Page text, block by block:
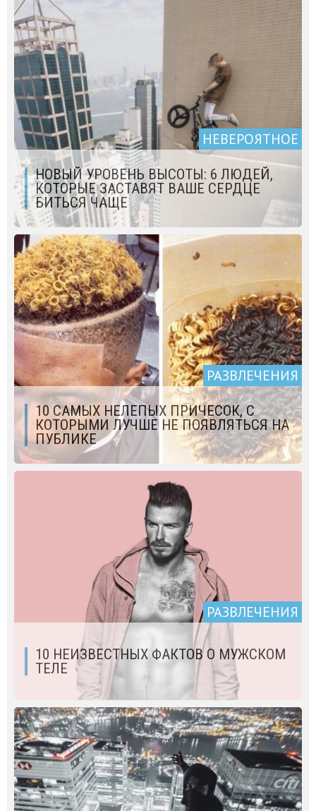
НЕВЕРОЯТНОЕ
НОВЫЙ УРОВЕНЬ ВЫСОТЫ: 6 ЛЮДЕЙ,
КОТОРЫЕ ЗАСТАВЯТ ВАШЕ СЕРДЦЕ
БИТЬСЯ ЧАЩЕ
РАЗВЛЕЧЕНИЯ
10 САМЫХ НЕЛЕПЫХ ПРИЧЕСОК, С
КОТОРЫМИ ЛУЧШЕ НЕ ПОЯВЛЯТЬСЯ НА
ПУБЛИКЕ
РАЗВЛЕЧЕНИЯ
10 НЕИЗВЕСТНЫХ ФАКТОВ О МУЖСКОМ
ТЕЛЕ